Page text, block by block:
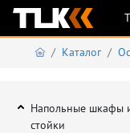
Каталог
Напольные шкафы
стойки